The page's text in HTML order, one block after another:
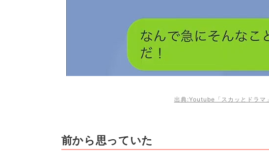
出典:Youtube「スカッとドラマ」
前から思っていた